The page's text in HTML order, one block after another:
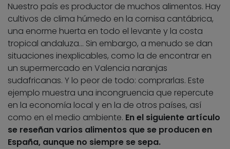
Nuestro país es productor de muchos alimentos. Hay
cultivos de clima húmedo en la cornisa cantábrica,
una enorme huerta en todo el levante y la costa
tropical andaluza… Sin embargo, a menudo se dan
situaciones inexplicables, como la de encontrar en
un supermercado en Valencia naranjas
sudafricanas. Y lo peor de todo: comprarlas. Este
ejemplo muestra una incongruencia que repercute
en la economía local y en la de otros países, así
como en el medio ambiente. En el siguiente artículo
se reseñan varios alimentos que se producen en
España, aunque no siempre se sepa.